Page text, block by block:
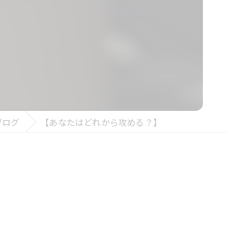
ログ 【あなたはどれから攻める？】